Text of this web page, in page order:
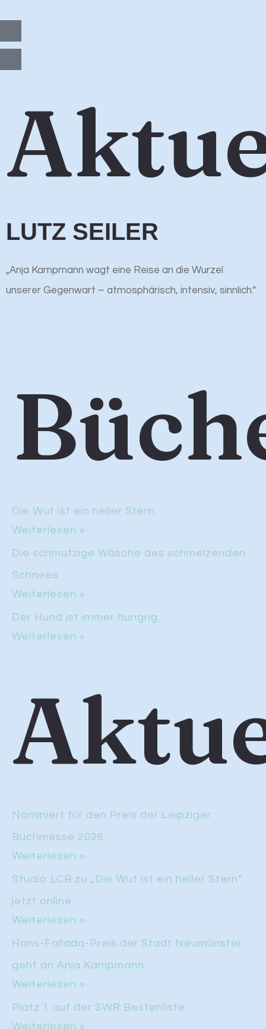
springen
LUTZ SEILER
„Anja Kampmann wagt eine Reise an die Wurzel
unserer Gegenwart – atmosphärisch, intensiv, sinnlich.“
Die Wut ist ein heller Stern
Weiterlesen »
Die schmutzige Wäsche des schmelzenden
Schnees
Weiterlesen »
Der Hund ist immer hungrig
Weiterlesen »
Nominiert für den Preis der Leipziger
Buchmesse 2026
Weiterlesen »
Studio LCB zu „Die Wut ist ein heller Stern“
jetzt online
Weiterlesen »
Hans-Fallada-Preis der Stadt Neumünster
geht an Anja Kampmann
Weiterlesen »
Platz 1 auf der SWR Bestenliste
Weiterlesen »